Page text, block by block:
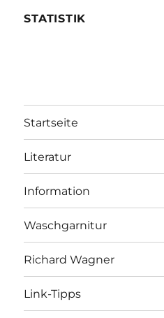
STATISTIK
Startseite
Literatur
Information
Waschgarnitur
Richard Wagner
Link-Tipps